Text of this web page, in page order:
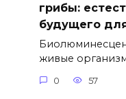
грибы:
будущего
живые
0 57